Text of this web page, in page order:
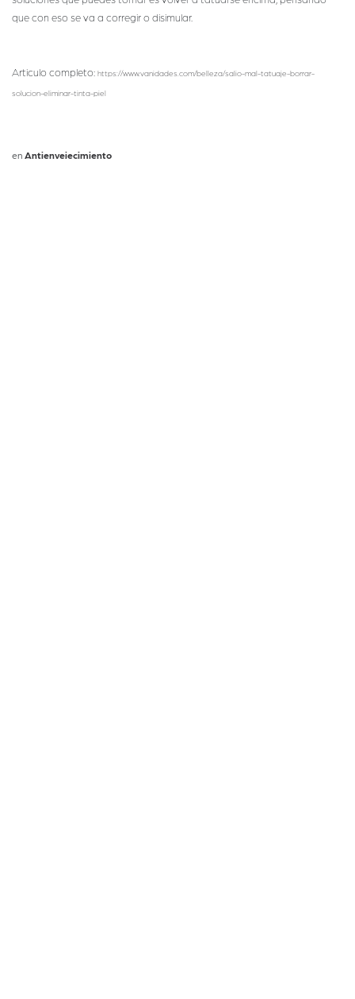
que con eso se va a corregir o disimular.
Articulo completo: https://www.vanidades.com/belleza/salio-mal-tatuaje-borrar-
solucion-eliminar-tinta-piel
en Antienvejecimiento